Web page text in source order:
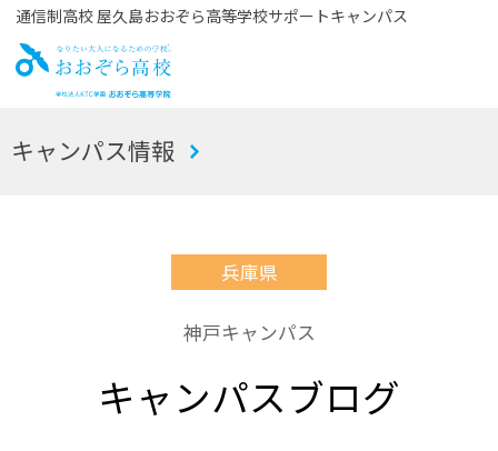
通信制高校 屋久島おおぞら高等学校サポートキャンパス
お
キャンパス情報
兵庫県
神戸キャンパス
キャンパスブログ